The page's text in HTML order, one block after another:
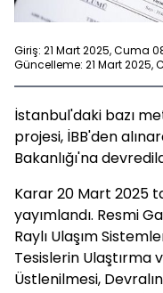
Giriş: 21 Mart 2025, Cuma
Güncelleme: 21 Mart 2025,
İstanbul'daki bazı
projesi, İBB'den
Bakanlığı'na
Karar 20 Mart 2025
yayımlandı. Resmi
Raylı Ulaşım
Tesislerin Ulaştırma
Üstlenilmesi,